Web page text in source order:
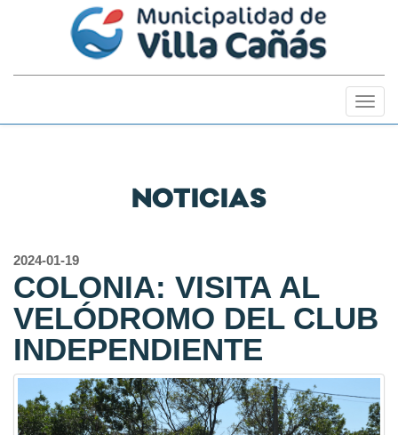
NOTICIAS
2024-01-19
COLONIA: VISITA AL
VELÓDROMO DEL CLUB
INDEPENDIENTE